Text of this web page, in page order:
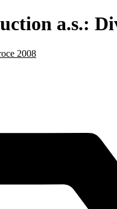
a.s.:
2008